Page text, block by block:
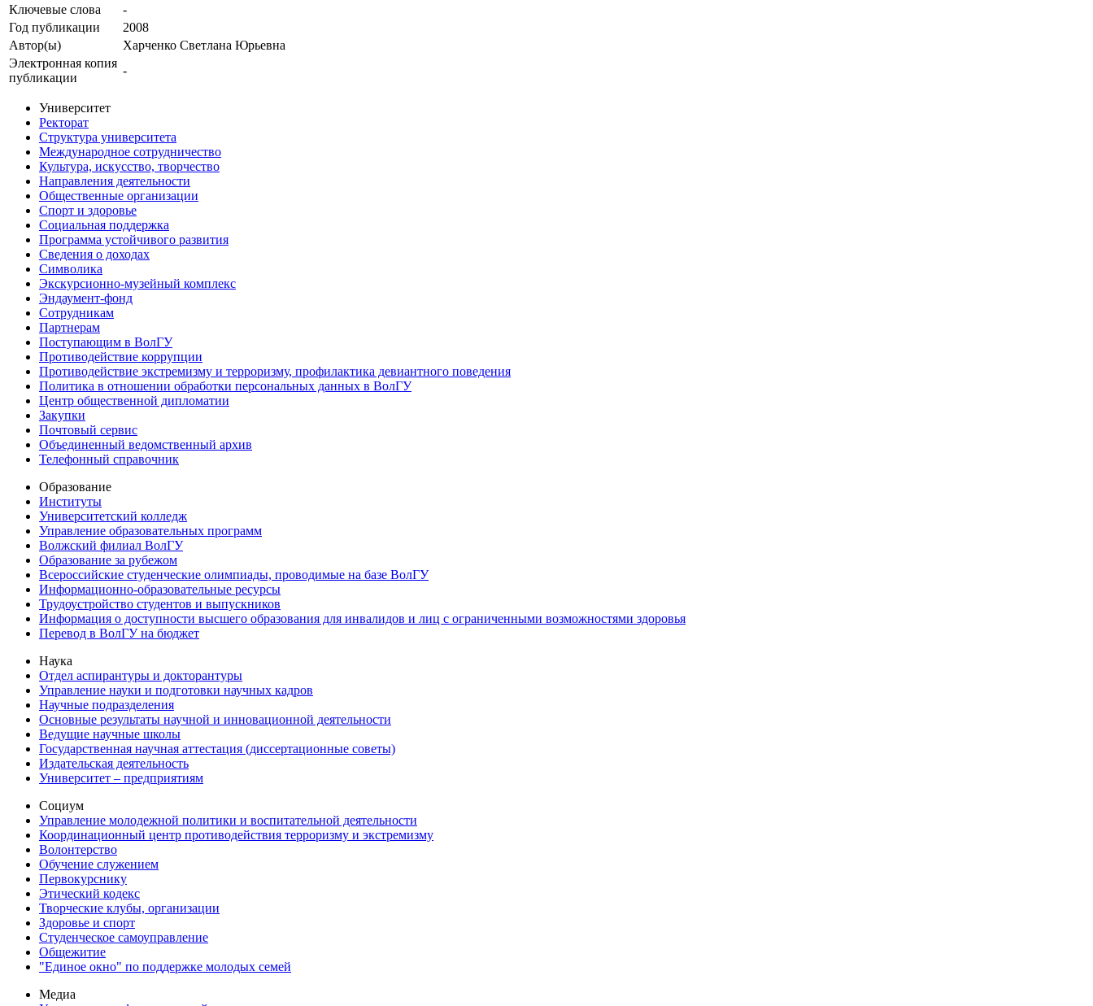
Ключевые cлова
-
Год публикации
2008
Автор(ы)
Харченко Светлана Юрьевна
Электронная копия
публикации
-
Университет
Ректорат
Структура университета
Международное сотрудничество
Культура, искусство, творчество
Направления деятельности
Общественные организации
Спорт и здоровье
Социальная поддержка
Программа устойчивого развития
Сведения о доходах
Символика
Экскурсионно-музейный комплекс
Эндаумент-фонд
Сотрудникам
Партнерам
Поступающим в ВолГУ
Противодействие коррупции
Противодействие экстремизму и терроризму, профилактика девиантного поведения
Политика в отношении обработки персональных данных в ВолГУ
Центр общественной дипломатии
Закупки
Почтовый сервис
Объединенный ведомственный архив
Телефонный справочник
Образование
Институты
Университетский колледж
Управление образовательных программ
Волжский филиал ВолГУ
Образование за рубежом
Всероссийские студенческие олимпиады, проводимые на базе ВолГУ
Информационно-образовательные ресурсы
Трудоустройство студентов и выпускников
Информация о доступности высшего образования для инвалидов и лиц с ограниченными возможностями здоровья
Перевод в ВолГУ на бюджет
Наука
Отдел аспирантуры и докторантуры
Управление науки и подготовки научных кадров
Научные подразделения
Основные результаты научной и инновационной деятельности
Ведущие научные школы
Государственная научная аттестация (диссертационные советы)
Издательская деятельность
Университет – предприятиям
Социум
Управление молодежной политики и воспитательной деятельности
Координационный центр противодействия терроризму и экстремизму
Волонтерство
Обучение служением
Первокурснику
Этический кодекс
Творческие клубы, организации
Здоровье и спорт
Студенческое самоуправление
Общежитие
"Единое окно" по поддержке молодых семей
Медиа